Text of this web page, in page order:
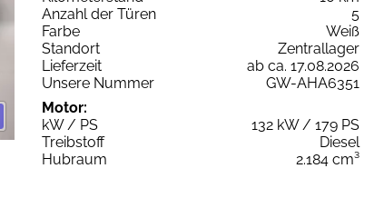
Anzahl der Türen
5
Farbe
Weiß
Standort
Zentrallager
Lieferzeit
ab ca. 17.08.2026
Unsere Nummer
GW-AHA6351
Motor:
kW / PS
132 kW / 179 PS
Treibstoff
Diesel
Hubraum
2.184 cm³